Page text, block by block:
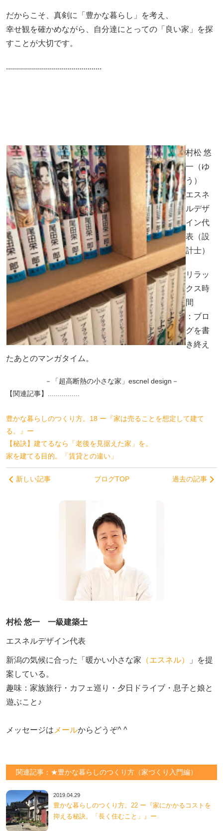
だからこそ、真剣に「豊かな暮らし」を考え、
幸せ観を確かめながら、自分達にとっての「良い家」を探
すことが大切です。
................................................
村松 悠
一（ゆ
う）
エスネ
ルデザ
イン代
表（設
計士）
リラッ
クス時
間
：ブロ
グを書
き終え
たあとのマンガタイム。
－「超高断熱の小さな家」escnel design－
【関連記事】................
豊かな暮らしのつくり方。18 ー『家は売ることを想定して建て
る。』ー
【秘訣】建てるなら「老後を見据えた家」を。
家を建てる目的。「賃貸との違い」
新しい記事 ブログTOP 過去の記事
村松 悠一 一級建築士
エスネルデザイン代表
新潟の気候に合った「暖かい小さな家 （エスネル）
」を提
案している。
趣味：家族旅行・カフェ巡り・夕日ドライブ・息子と娘と
遊ぶこと♪
メッセージは メールからどうぞ^ ^
関連記事：★豊かな暮らしのつくり方（家づくり入門編）
2019.04.29
豊かな暮らしのつくり方。22 ー『家にかかるコストを
抑える秘訣。「長く住むこと」』ー